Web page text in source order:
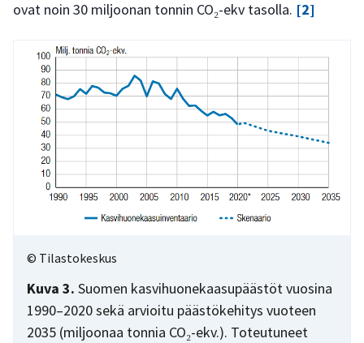
ovat noin 30 miljoonan tonnin CO₂-ekv tasolla. [2]
Kuva 3. Suomen kasvihuonekaasupäästöt vuosina
1990–2020 sekä arvioitu päästökehitys vuoteen
2035 (miljoonaa tonnia CO₂-ekv.). Toteutuneet
© Tilastokeskus